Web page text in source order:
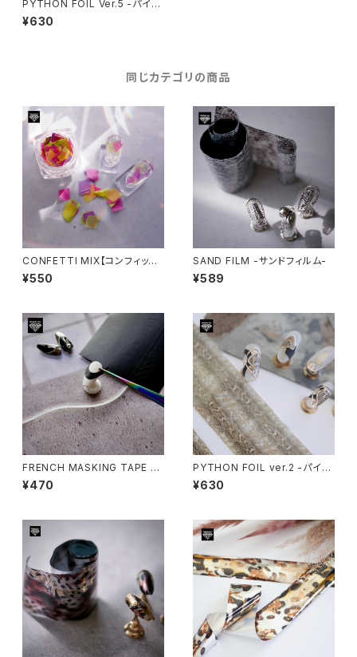
PYTHON FOIL Ver.5 -パイソ
ンホイルVer.5-
¥630
同じカテゴリの商品
CONFETTI MIX【コンフィッテ
ィーミックス】
¥550
SAND FILM -サンドフィルム-
¥589
FRENCH MASKING TAPE -
フレンチマスキングテープ-
¥470
PYTHON FOIL ver.2 -パイソ
ンホイルver.2-
¥630